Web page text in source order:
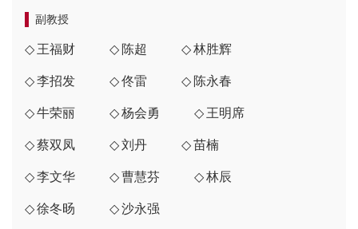
副教授
王福财 陈超 林胜辉
李招发 佟雷 陈永春
牛荣丽 杨会勇 王明席
蔡双凤 刘丹 苗楠
李文华 曹慧芬 林辰
徐冬旸 沙永强